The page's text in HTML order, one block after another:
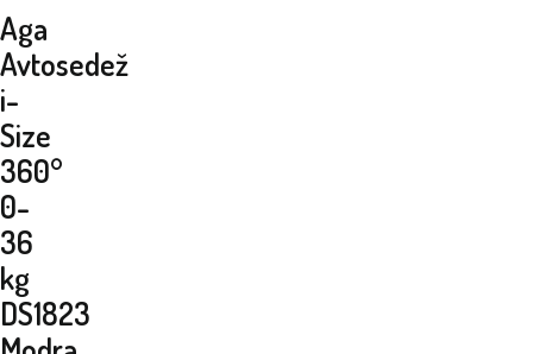
Aga
Avtosedež
i-
Size
360°
0-
36
kg
DS1823